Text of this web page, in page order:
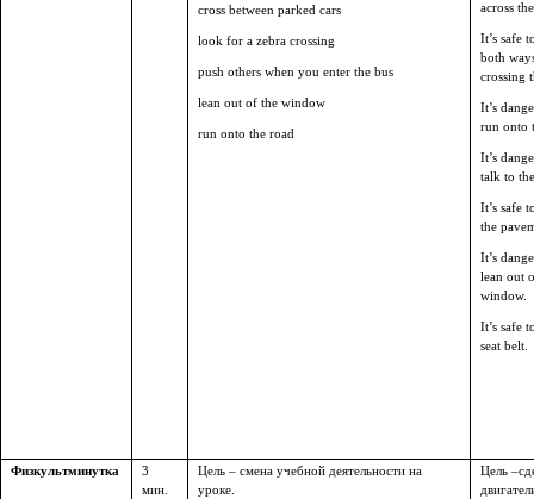
cross between parked cars
look for a zebra crossing
push others when you enter the bus
lean out of the window
run onto the road
across
It’s safe
both
crossing
It’s
run onto
It’s
talk to
It’s safe
the
It’s
lean out
window.
It’s safe
seat belt.
Физкультминутка
3
мин.
Цель – смена учебной деятельности на
уроке.
Цель